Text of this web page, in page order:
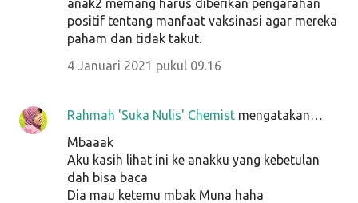
positif tentang manfaat vaksinasi agar mereka
paham dan tidak takut.
4 Januari 2021 pukul 09.16
Rahmah 'Suka Nulis' Chemist mengatakan…
Mbaaak
Aku kasih lihat ini ke anakku yang kebetulan
dah bisa baca
Dia mau ketemu mbak Muna haha